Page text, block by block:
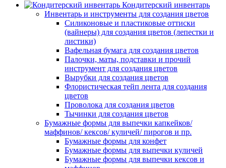
Кондитерский инвентарь
Инвентарь и инструменты для создания цветов
Силиконовые и пластиковые оттиски
(вайнеры) для создания цветов (лепестки и
листики)
Вафельная бумага для создания цветов
Палочки, маты, подставки и прочий
инструмент для создания цветов
Вырубки для создания цветов
Флористическая тейп лента для создания
цветов
Проволока для создания цветов
Тычинки для создания цветов
Бумажные формы для выпечки капкейков/
маффинов/ кексов/ куличей/ пирогов и пр.
Бумажные формы для конфет
Бумажные формы для выпечки куличей
Бумажные формы для выпечки кексов и